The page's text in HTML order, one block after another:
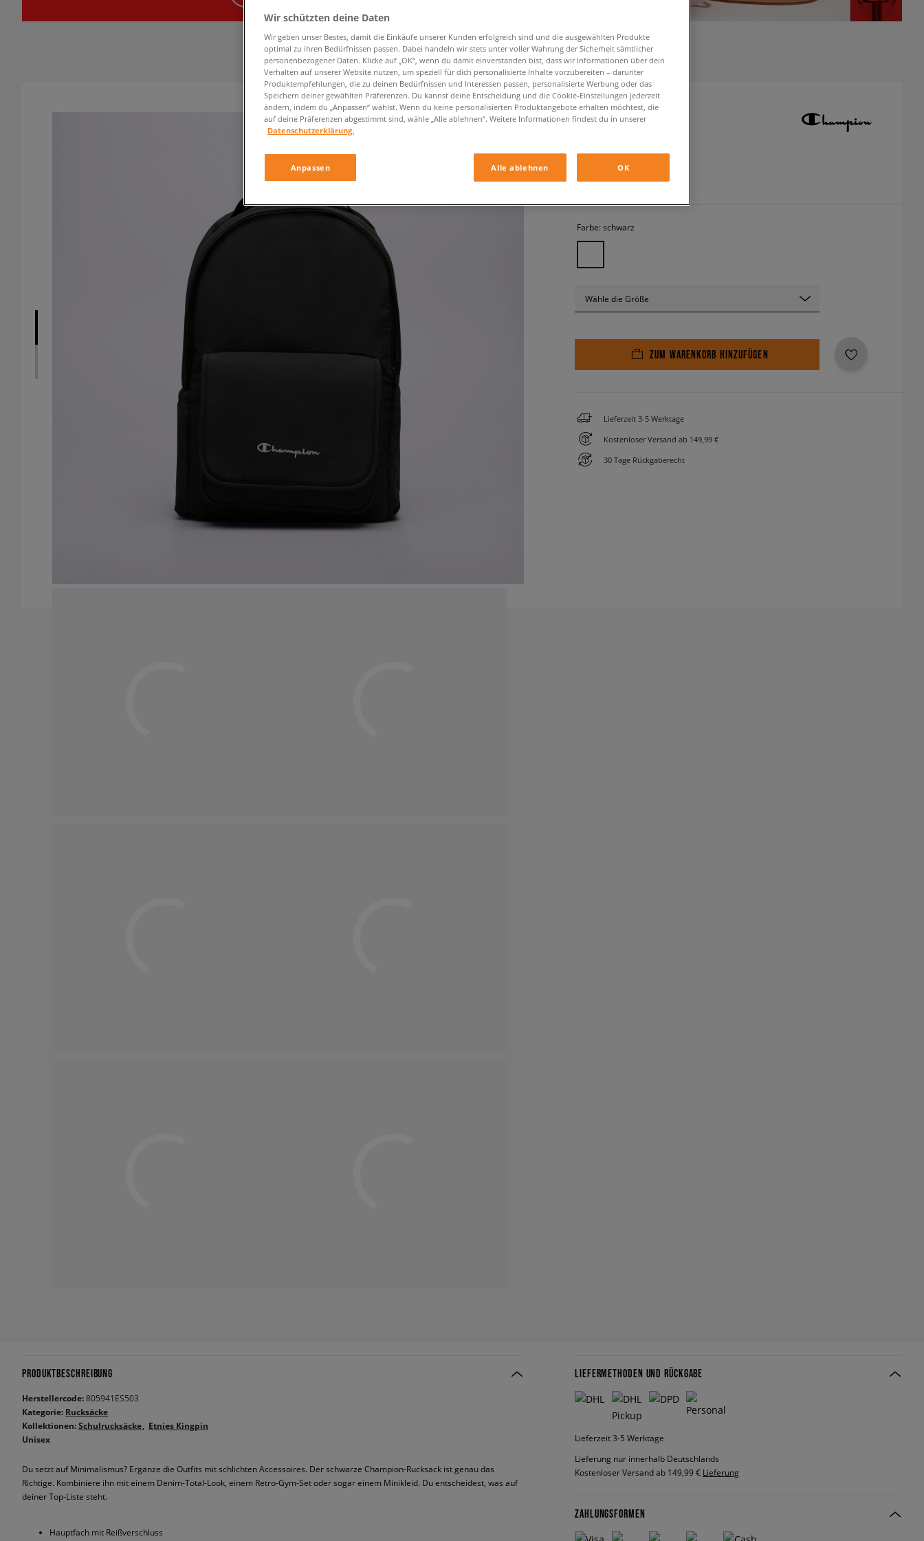
CHAMPION BACKPACK
34,99 €
Farbe: schwarz
Wähle die Größe
ZUM WARENKORB HINZUFÜGEN
Lieferzeit 3-5 Werktage
Kostenloser Versand ab 149,99 €
30 Tage Rückgaberecht
PRODUKTBESCHREIBUNG
Herstellercode:805941ES503
Kategorie: Rucksäcke
Kollektionen:Schulrucksäcke
Etnies Kingpin
Unisex
Du setzt auf Minimalismus? Ergänze die Outfits mit schlichten Accessoires. Der schwarze Champion-Rucksack ist genau das
Richtige. Kombiniere ihn mit einem Denim-Total-Look, einem Retro-Gym-Set oder sogar einem Minikleid. Du entscheidest, was auf
deiner Top-Liste steht.
Hauptfach mit Reißverschluss
LIEFERMETHODEN UND RÜCKGABE
Lieferzeit 3-5 Werktage
Lieferung nur innerhalb Deutschlands
Kostenloser Versand ab 149,99 € Lieferung
ZAHLUNGSFORMEN
Wir schützten deine Daten
Wir geben unser Bestes, damit die Einkäufe unserer Kunden erfolgreich sind und die ausgewählten Produkte
optimal zu ihren Bedürfnissen passen. Dabei handeln wir stets unter voller Wahrung der Sicherheit sämtlicher
personenbezogener Daten. Klicke auf „OK“, wenn du damit einverstanden bist, dass wir Informationen über dein
Verhalten auf unserer Website nutzen, um speziell für dich personalisierte Inhalte vorzubereiten – darunter
Produktempfehlungen, die zu deinen Bedürfnissen und Interessen passen, personalisierte Werbung oder das
Speichern deiner gewählten Präferenzen. Du kannst deine Entscheidung und die Cookie-Einstellungen jederzeit
ändern, indem du „Anpassen“ wählst. Wenn du keine personalisierten Produktangebote erhalten möchtest, die
auf deine Präferenzen abgestimmt sind, wähle „Alle ablehnen“. Weitere Informationen findest du in unserer
Datenschutzerklärung.
Anpassen Alle ablehnen OK